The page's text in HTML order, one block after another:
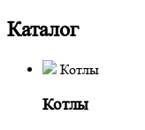
Каталог
Котлы
Котлы